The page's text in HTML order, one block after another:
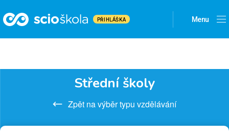
PŘIHLÁŠKA Menu
Střední školy
Zpět na výběr typu vzdělávání